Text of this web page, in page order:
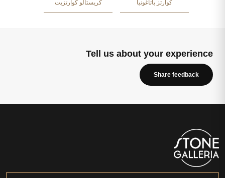
كوارتز باتاغونيا كريستالو كوارتزيت
Tell us about your experience
Share feedback